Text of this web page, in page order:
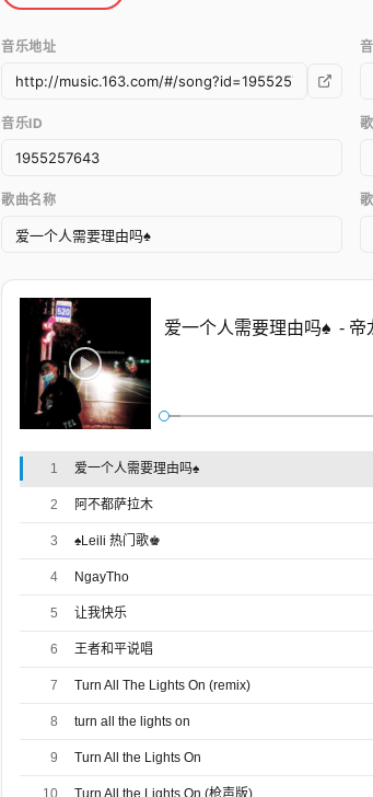
音乐地址
音乐ID
歌曲名称
爱一个人需要理由吗♠ - 帝
1 爱一个人需要理由吗♠
2 阿不都萨拉木
3 ♠Leili 热门歌♚
4 NgayTho
5 让我快乐
6 王者和平说唱
7 Turn All The Lights On (remix)
8 turn all the lights on
9 Turn All the Lights On
10 Turn All the Lights On (枪声版)